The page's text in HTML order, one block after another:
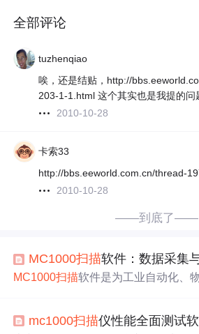
全部评论
tuzhenqiao
唉，还是结贴，http://
203-1-1.html 这个其实也是我提的问
2010-10-28
卡索33
http://bbs.eeworld.com.cn/thread-
2010-10-28
——到底了——
MC1000扫描软件：数据采集
MC1000扫描软件是为工业自动化、
景、数据采集原理及优化技巧，还阐
mc1000扫描仪性能全面测试